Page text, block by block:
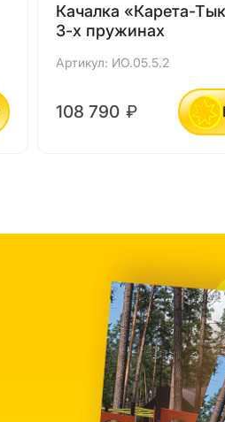
Качалка «Карета-
3-х пружинах
Артикул: ИО.05.5.2
108 790 ₽